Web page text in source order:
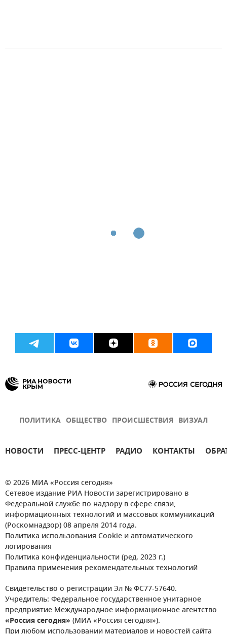
ПОЛИТИКА ОБЩЕСТВО ПРОИСШЕСТВИЯ ВИЗУАЛ
НОВОСТИ ПРЕСС-ЦЕНТР РАДИО КОНТАКТЫ
© 2026 МИА «Россия сегодня»
Сетевое издание РИА Новости зарегистрировано в
Федеральной службе по надзору в сфере связи,
информационных технологий и массовых коммуникаций
(Роскомнадзор) 08 апреля 2014 года.
Политика использования Cookie и автоматического
логирования
Политика конфиденциальности (ред. 2023 г.)
Правила применения рекомендательных технологий
Свидетельство о регистрации Эл № ФС77-57640.
Учредитель: Федеральное государственное унитарное
предприятие Международное информационное агентство
«Россия сегодня» (МИА «Россия сегодня»).